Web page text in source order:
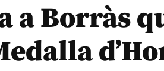
a Borràs